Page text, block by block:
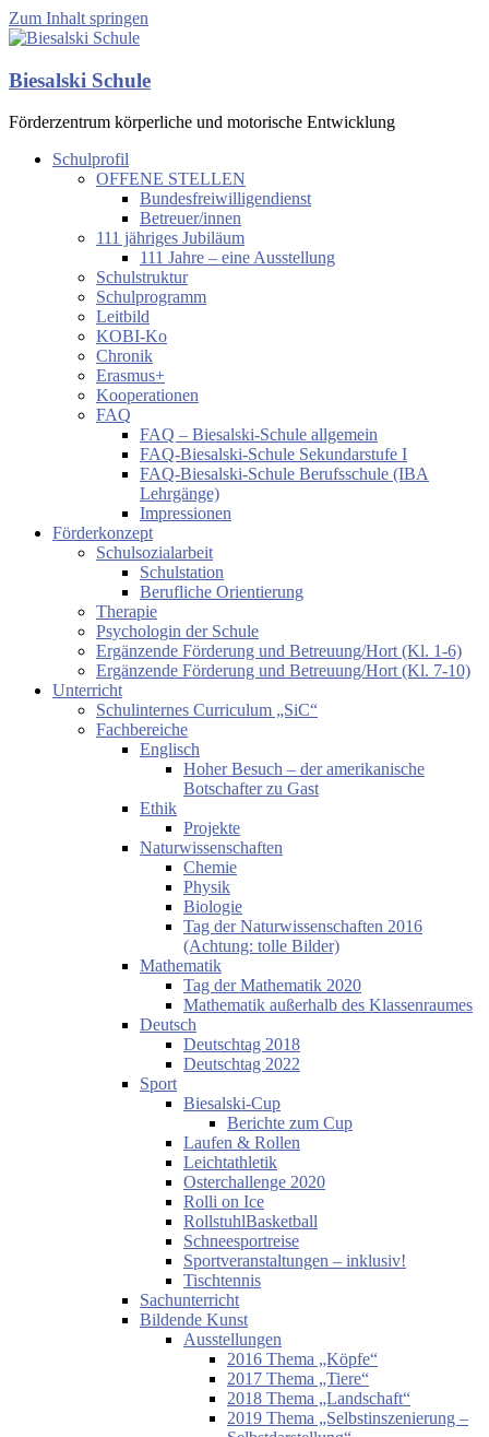
Zum Inhalt springen
Biesalski Schule
Förderzentrum körperliche und motorische Entwicklung
Schulprofil
OFFENE STELLEN
Bundesfreiwilligendienst
Betreuer/innen
111 jähriges Jubiläum
111 Jahre – eine Ausstellung
Schulstruktur
Schulprogramm
Leitbild
KOBI-Ko
Chronik
Erasmus+
Kooperationen
FAQ
FAQ – Biesalski-Schule allgemein
FAQ-Biesalski-Schule Sekundarstufe I
FAQ-Biesalski-Schule Berufsschule (IBA
Lehrgänge)
Impressionen
Förderkonzept
Schulsozialarbeit
Schulstation
Berufliche Orientierung
Therapie
Psychologin der Schule
Ergänzende Förderung und Betreuung/Hort (Kl. 1-6)
Ergänzende Förderung und Betreuung/Hort (Kl. 7-10)
Unterricht
Schulinternes Curriculum „SiC“
Fachbereiche
Englisch
Hoher Besuch – der amerikanische
Botschafter zu Gast
Ethik
Projekte
Naturwissenschaften
Chemie
Physik
Biologie
Tag der Naturwissenschaften 2016
(Achtung: tolle Bilder)
Mathematik
Tag der Mathematik 2020
Mathematik außerhalb des Klassenraumes
Deutsch
Deutschtag 2018
Deutschtag 2022
Sport
Biesalski-Cup
Berichte zum Cup
Laufen & Rollen
Leichtathletik
Osterchallenge 2020
Rolli on Ice
RollstuhlBasketball
Schneesportreise
Sportveranstaltungen – inklusiv!
Tischtennis
Sachunterricht
Bildende Kunst
Ausstellungen
2016 Thema „Köpfe“
2017 Thema „Tiere“
2018 Thema „Landschaft“
2019 Thema „Selbstinszenierung –